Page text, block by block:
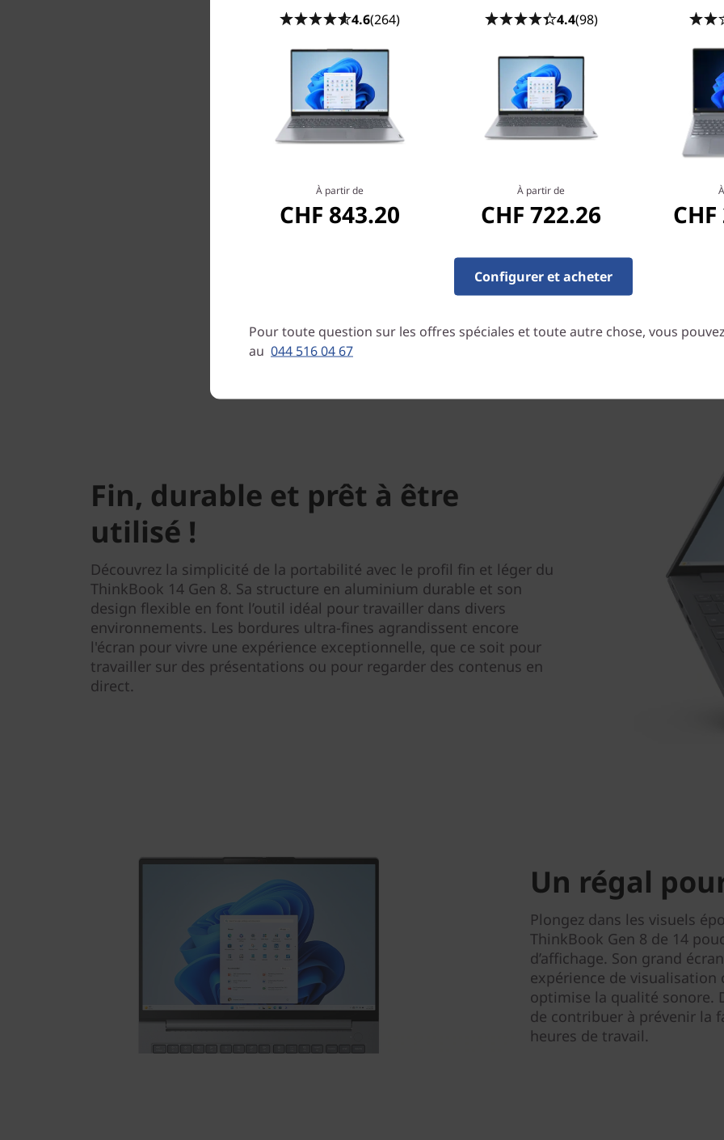
Fin, durable et prêt à être
utilisé !
Découvrez la simplicité de la portabilité avec le profil fin et léger du
ThinkBook 14 Gen 8. Sa structure en aluminium durable et son
design flexible en font l’outil idéal pour travailler dans divers
environnements. Les bordures ultra-fines agrandissent encore
l'écran pour vivre une expérience exceptionnelle, que ce soit pour
travailler sur des présentations ou pour regarder des contenus en
direct.
Un régal
Plongez dans les visuels
ThinkBook Gen 8 de 14
d’affichage. Son grand
expérience de
optimise la qualité sonore.
de contribuer à prévenir la
heures de travail.
4.6(264)
À partir de
CHF 843.20
4.4(98)
À partir de
CHF 722.26
Configurer et acheter
Pour toute question sur les offres spéciales et toute autre chose, vous
au 044 516 04 67